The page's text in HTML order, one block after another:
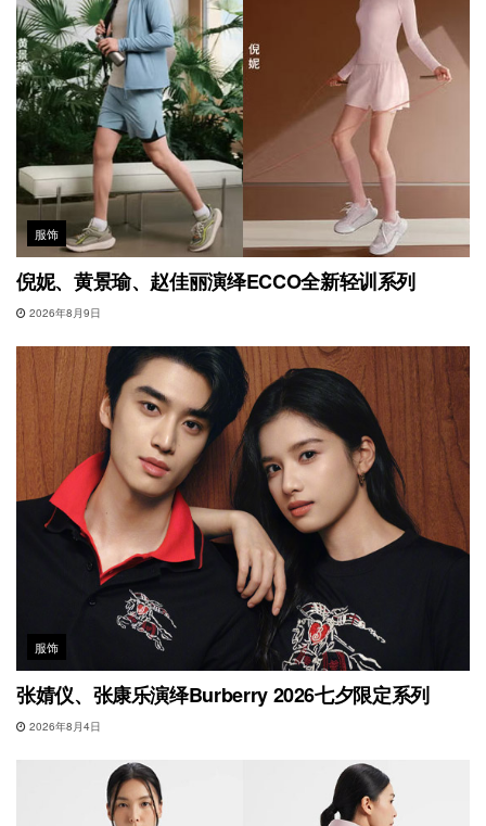
服饰
倪妮、黄景瑜、赵佳丽演绎ECCO全新轻训系列
2026年8月9日
服饰
张婧仪、张康乐演绎Burberry 2026七夕限定系列
2026年8月4日